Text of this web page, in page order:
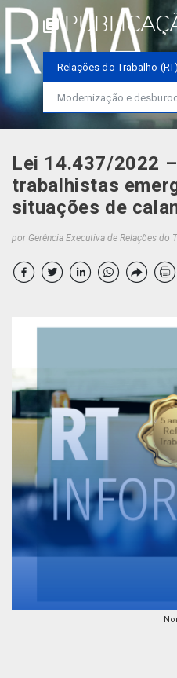
Relações do Trabalho (RT)
Modernização e
Lei 14.437/2022
trabalhistas
situações de
por Gerência Executiva de Relações do